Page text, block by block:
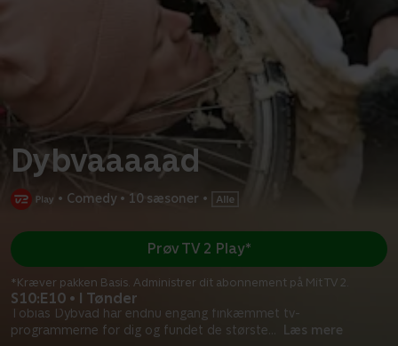
Dybvaaaaad
• Comedy • 10 sæsoner •
S10:E10 • I Tønder
Tobias Dybvad har endnu engang finkæmmet tv-
programmerne for dig og fundet de største
Læs mere
Prøv TV 2 Play*
*Kræver pakken Basis. Administrer dit abonnement på Mit TV 2.